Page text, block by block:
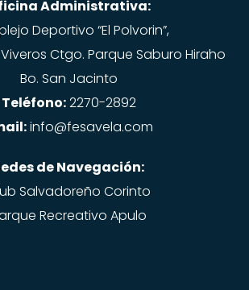
Administrativa:
Deportivo “El Polvorin”,
Viveros Ctgo. Parque Saburo Hiraho
Bo. San Jacinto
Teléfono:2270-2892
info@fesavela.com
de Navegación:
Salvadoreño Corinto
Recreativo Apulo